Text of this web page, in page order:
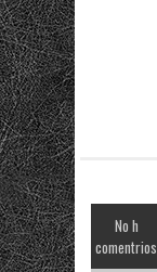
No h
comentrios